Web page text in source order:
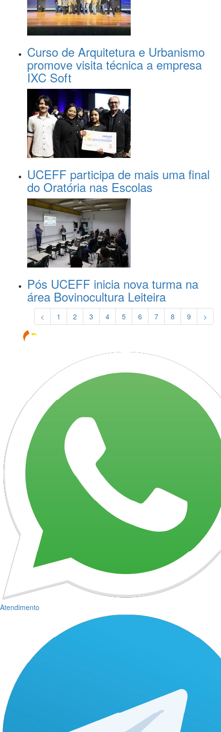
Curso de Arquitetura e Urbanismo
promove visita técnica a empresa
IXC Soft
UCEFF participa de mais uma final
do Oratória nas Escolas
Pós UCEFF inicia nova turma na
área Bovinocultura Leiteira
< 1 2 3 4 5 6 7 8 9 >
Atendimento